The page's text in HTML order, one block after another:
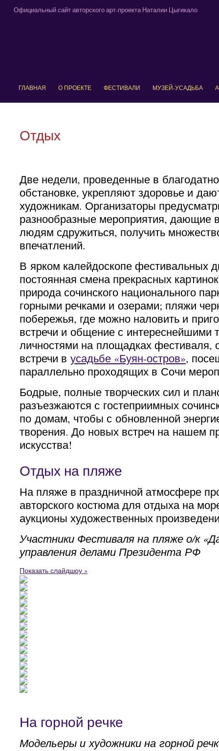
Официальный сайт авторского арт-проекта Наталии Цыгикало
ГЛАВНАЯ О ПРОЕКТЕ ФЕСТИВАЛИ МУЗЕЙ-УСАДЬБА
Отдых
Две недели, проведенные в
обстановке, укрепляют здоровье и
художникам. Организаторы
разнообразные мероприятия, дающие
людям сдружиться, получить
впечатлений.
В ярком калейдоскопе фестивальных
постоянная смена прекрасных
природа сочинского национального
горными речками и озерами; пляжи
побережья, где можно наловить и
встречи и общение с интереснейшими
личностями на площадках фестиваля,
встречи в усадьбе «Буян-остров»,
параллельно проходящих в Сочи
Бодрые, полные творческих сил и
разъезжаются с гостеприимных
по домам, чтобы с обновленной
творения. До новых встреч на нашем
искусства!
Отдых на пляже
На пляже в праздничной атмосфере
авторского костюма для отдыха на
аукционы художественных
Участники Фестиваля на пляже о/к
управления делами Президента РФ
Показать слайдшоу »
На горной речке
Модельеры и художники на горной